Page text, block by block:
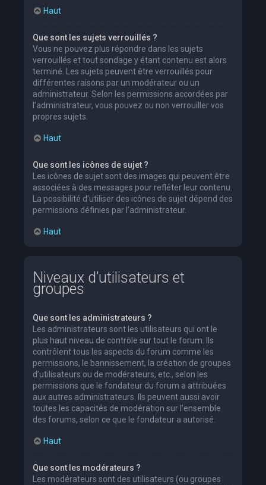
Haut
Que sont les sujets verrouillés ?
Vous ne pouvez plus répondre dans les sujets
verrouillés et tout sondage y étant contenu est alors
terminé. Les sujets peuvent être verrouillés pour
différentes raisons par un modérateur ou un
administrateur. Selon les permissions accordées par
l’administrateur, vous pouvez ou non verrouiller vos
propres sujets.
Haut
Que sont les icônes de sujet ?
Les icônes de sujet sont des images qui peuvent être
associées à des messages pour refléter leur contenu.
La possibilité d’utiliser des icônes de sujet dépend des
permissions définies par l’administrateur.
Haut
Niveaux d’utilisateurs et
groupes
Que sont les administrateurs ?
Les administrateurs sont les utilisateurs qui ont le
plus haut niveau de contrôle sur tout le forum. Ils
contrôlent tous les aspects du forum comme les
permissions, le bannissement, la création de groupes
d’utilisateurs ou de modérateurs, etc., selon les
permissions que le fondateur du forum a attribuées
aux autres administrateurs. Ils peuvent aussi avoir
toutes les capacités de modération sur l’ensemble
des forums, selon ce que le fondateur a autorisé.
Haut
Que sont les modérateurs ?
Les modérateurs sont des utilisateurs (ou groupes